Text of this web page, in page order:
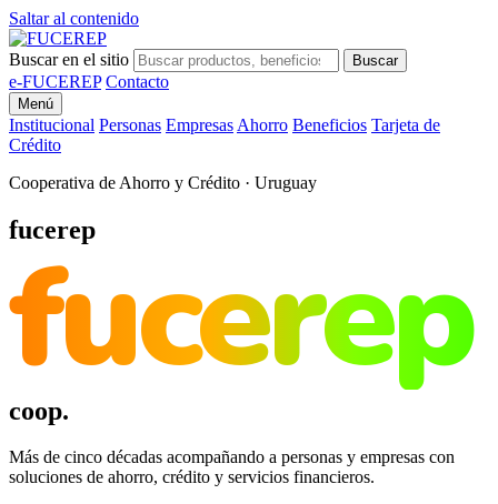
Saltar al contenido
Buscar en el sitio Buscar
e-FUCEREP Contacto
Menú
Institucional Personas Empresas Ahorro Beneficios Tarjeta de
Crédito
Cooperativa de Ahorro y Crédito · Uruguay
fucerep
fucerep
coop.
Más de cinco décadas acompañando a personas y empresas con
soluciones de ahorro, crédito y servicios financieros.